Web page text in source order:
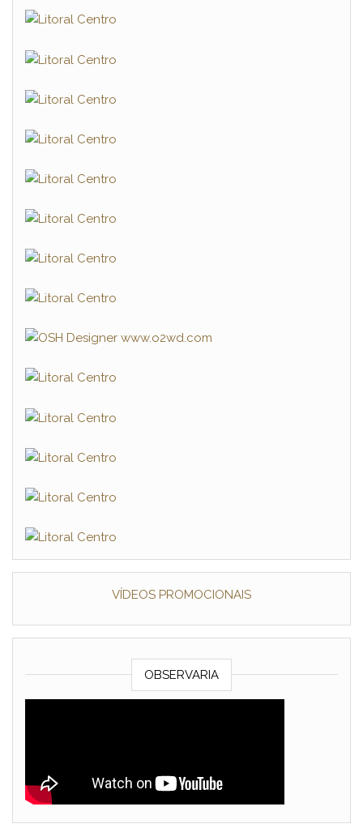
VÍDEOS PROMOCIONAIS
OBSERVARIA